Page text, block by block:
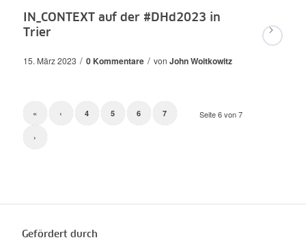
IN_CONTEXT auf der #DHd2023 in
Trier
15. März 2023 / 0 Kommentare / von John Woitkowitz
Seite 6 von 7
« ‹ 4 5 6 7
›
Gefördert durch